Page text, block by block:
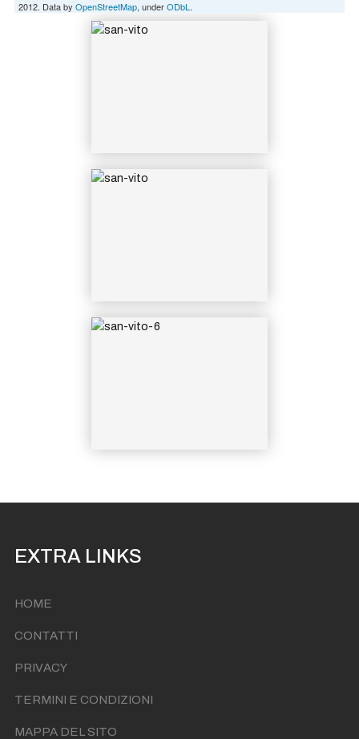
2012. Data by OpenStreetMap, underODbL .
EXTRA LINKS
HOME
CONTATTI
PRIVACY
TERMINI E CONDIZIONI
MAPPA DEL SITO